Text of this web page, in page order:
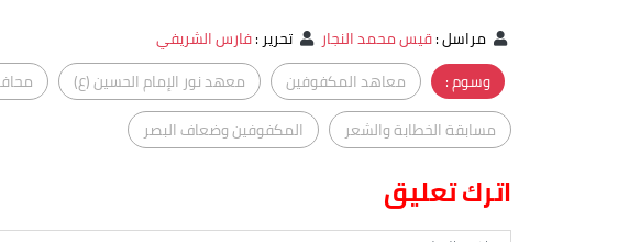
مراسل:قيس محمد النجار تحرير:فارس الشريفي
وسوم :
معاهد المكفوفين معهد نور الإمام الحسين (ع)
مسابقة الخطابة والشعر
المكفوفين وضعاف البصر
اترك تعليق